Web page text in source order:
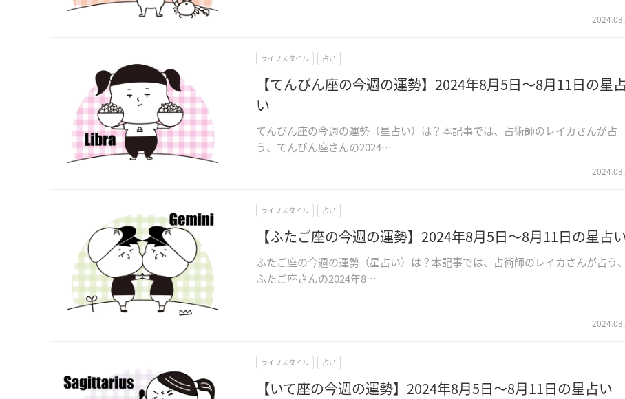
ライフスタイル 占い
【てんびん座の今週の運勢】2024年8月5日～8月11日の星
い
てんびん座の今週の運勢（星占い）は？本記事では、占術師のレイカさんが占
う、てんびん座さんの2024…
ライフスタイル 占い
【ふたご座の今週の運勢】2024年8月5日～8月11日の星占
ふたご座の今週の運勢（星占い）は？本記事では、占術師のレイカさんが占う、
ふたご座さんの2024年8…
ライフスタイル 占い
【いて座の今週の運勢】2024年8月5日～8月11日の星占い